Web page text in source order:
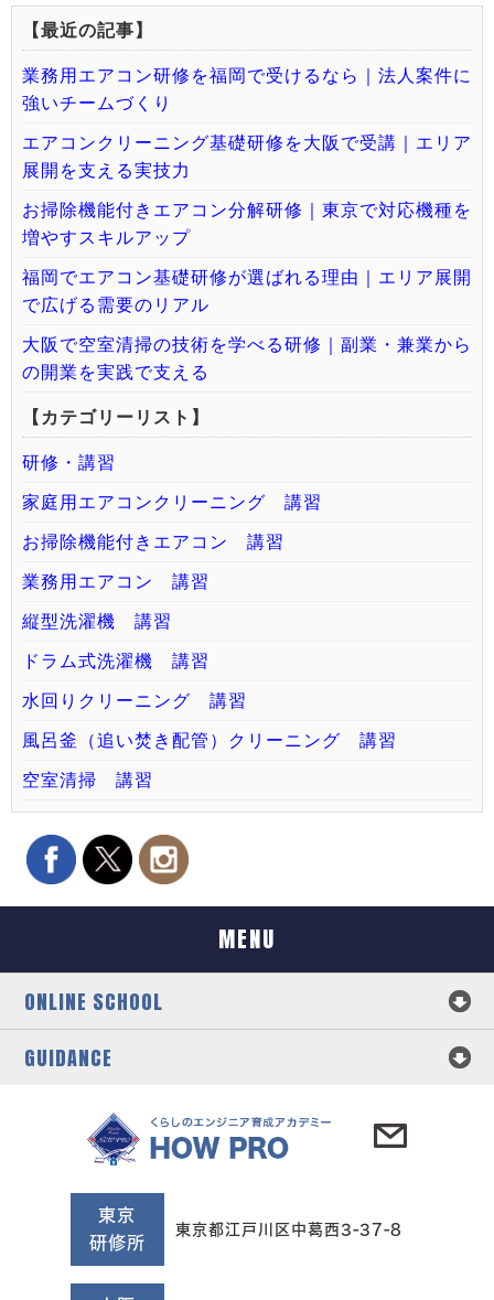
【最近の記事】
業務用エアコン研修を福岡で受けるなら｜法人案件に
強いチームづくり
エアコンクリーニング基礎研修を大阪で受講｜エリア
展開を支える実技力
お掃除機能付きエアコン分解研修｜東京で対応機種を
増やすスキルアップ
福岡でエアコン基礎研修が選ばれる理由｜エリア展開
で広げる需要のリアル
大阪で空室清掃の技術を学べる研修｜副業・兼業から
の開業を実践で支える
【カテゴリーリスト】
研修・講習
家庭用エアコンクリーニング 講習
お掃除機能付きエアコン 講習
業務用エアコン 講習
縦型洗濯機 講習
ドラム式洗濯機 講習
水回りクリーニング 講習
風呂釜（追い焚き配管）クリーニング 講習
空室清掃 講習
MENU
ONLINE SCHOOL
GUIDANCE
東京
研修所
東京都江戸川区中葛西3-37-8